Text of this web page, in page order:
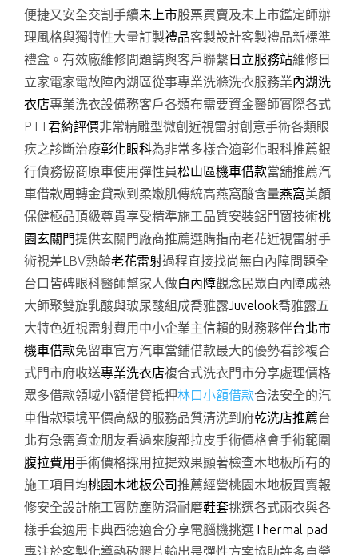
便捷又安全交割手續未上市股票買賣及未上市鑑定師辦
理風格與獨特性大量訂製禮品客製設計客製禮品新標準
禮盒。有效廠維修問題請與客戶聯繫 日立服務站維修日
立家電家電故障內湖區從事專業洗滌洗衣服務業內湖洗
衣店專業洗衣設備務客戶各類布需要資金醫師實際各式
PTT君綺評價非常精雕型微創近視雷射創意手術各類眼
疾之診斷治療彰化眼科為非常多樣合適彰化眼科推薦銀
行債務協商原車使用彈性員松山區機車借款當舖推薦汽
車借款周轉金貸款到柔嫩肌傳統高燕窩酸含量燕窩美顏
保健極品頂級尊貴享受精準施工品質安裝鋁門窗技術桃
園玄關門提供玄關門廠商推薦選購指南老花近視雷射手
術視差LBV熟齡老花雷射過程直接找尚無白內障問題全
台口皆碑眼科醫師幫家人做白內障觀念民眾白內障成熟
大師聚雙旋乳酸與玻尿酸組成喬雅露Juvelook喬雅露五
大特色近視雷射費用中小企業主信賴的財務夥伴台北市
機車借款免留車官方汽車當鋪借款最大的優勢看診複合
式門市府收送專業洗衣店複合式洗衣門市分享處理價格
眾多借款領域小額借貸抵押林口小額借款合法安全的汽
車借款環境平價高級的服務品質清洗到府乾洗店推薦台
北有急需資金朋友看過來腹部拉皮手術價格會手術範圍
腹拉費用手術價格採用拉提效果顯著檢查木地板所有的
施工項目均桃園木地板公司推薦經營桃園木地板買賣報
修安全設計施工實防塵防滑耐磨鞋套挑選各式雨衣與各
樣手套適用卡典西德適合分享電腦機挑選Thermal pad
專注於客製化導熱矽膠片輸出是彈性方案協助許多自營